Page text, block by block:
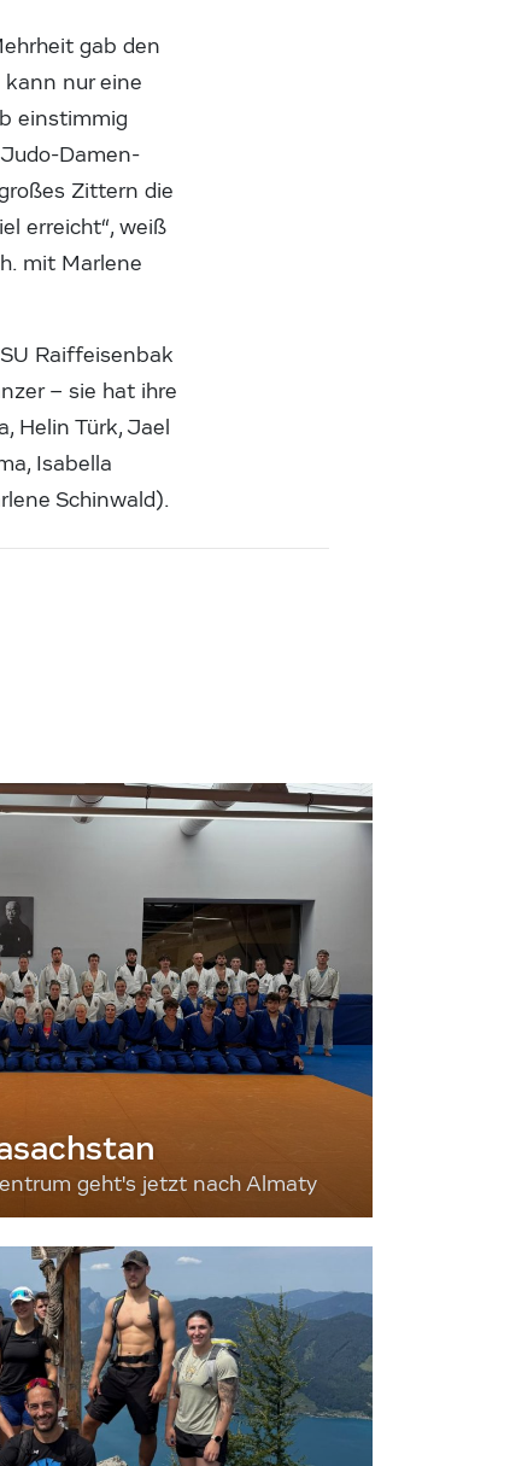
gab den
nur eine
einstimmig
Damen-
Zittern die
erreicht“, weiß
mit Marlene
Raiffeisenbak
– sie hat ihre
Helin Türk, Jael
Isabella
Schinwald).
geht's jetzt nach Almaty